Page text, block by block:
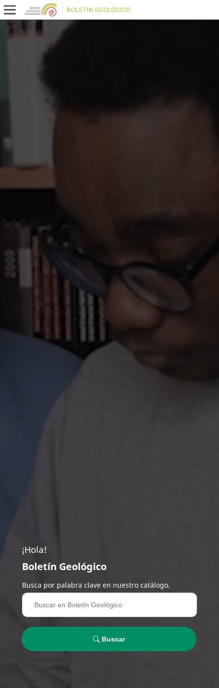
¡Hola!
Boletín Geológico
Busca por palabra clave en nuestro catálogo.
Buscar